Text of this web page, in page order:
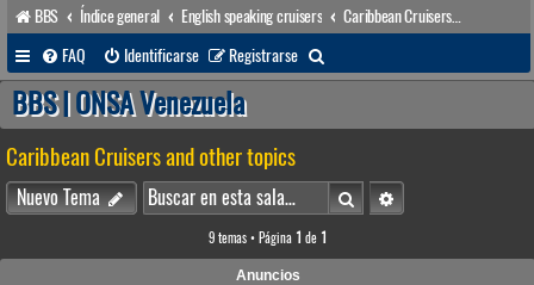
BBS Índice general English speaking cruisers
FAQ
Identificarse Registrarse
u
a
r
BBS | ONSA Venezuela
Caribbean Cruisers and other topics
Nuevo Tema BuscarBúsqueda avanzada
9 temas • Página 1 de 1
Anuncios